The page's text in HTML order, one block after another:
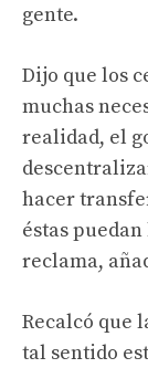
gente.
Dijo que los
muchas
realidad, el
hacer
éstas
reclama,
Recalcó que
tal sentido